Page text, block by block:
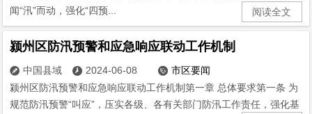
闻“汛”而动，强化“四预...
阅读全文
颍州区防汛预警和应急响应联动工作机制
 中国县域  2024-06-08  市区要闻
颍州区防汛预警和应急响应联动工作机制第一章 总体要求第一条 为
规范防汛预警“叫应”，压实各级、各有关部门防汛工作责任，强化基